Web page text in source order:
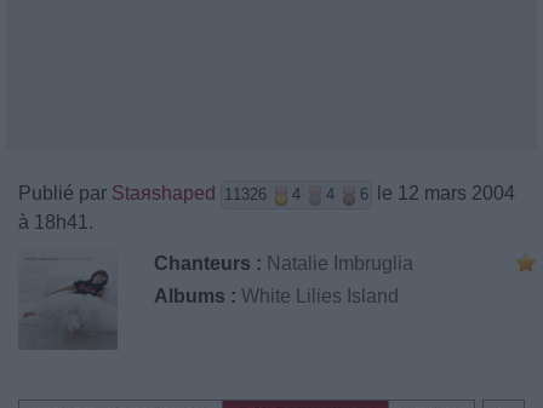
Publié par Staяshaped 11326 4 4 6
le 12 mars 2004
à 18h41.
Chanteurs : Natalie Imbruglia
Albums : White Lilies Island